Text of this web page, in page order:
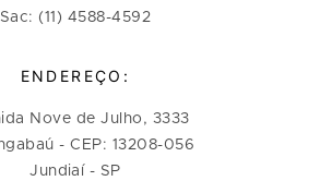
Sac: (11) 4588-4592
ENDEREÇO:
Nove de Julho, 3333
- CEP: 13208-056
Jundiaí - SP